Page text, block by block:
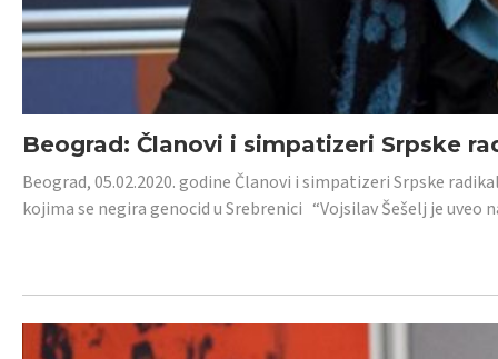
Beograd: Članovi i simpatizeri Srpske
Beograd, 05.02.2020. godine Članovi i simpatizeri Srpske
kojima se negira genocid u Srebrenici “Vojsilav Šešelj je uveo